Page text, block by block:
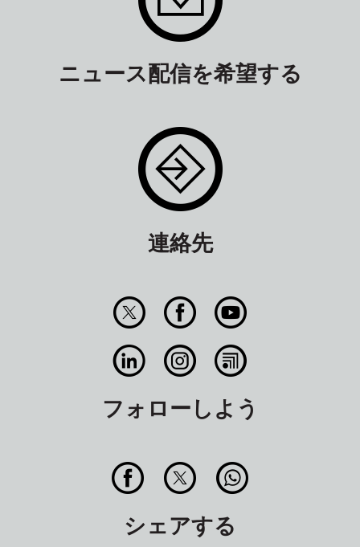
ニュース配信を希望する
連絡先
フォローしよう
シェアする